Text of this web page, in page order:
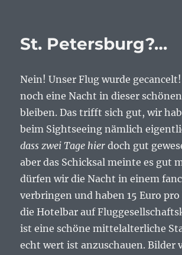
erster
Morgen
St. Petersburg?…
Nein! Unser Flug wurde
noch eine Nacht in dieser
bleiben. Das trifft sich gut, wir
beim Sightseeing nämlich
dass zwei Tage hierdoch gut
aber das Schicksal meinte es gut
dürfen wir die Nacht in einem
verbringen und haben 15 Euro
die Hotelbar auf
ist eine schöne mittelalterliche
echt wert ist anzuschauen. Bilder